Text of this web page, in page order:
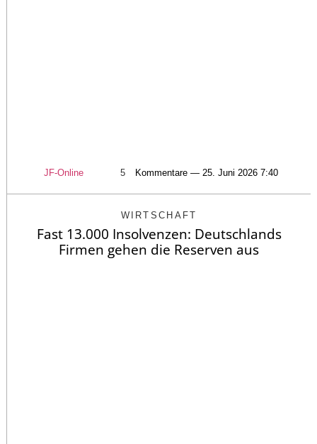
JF-Online 5 Kommentare — 25. Juni 2026 7:40
WIRTSCHAFT
Fast 13.000 Insolvenzen: Deutschlands
Firmen gehen die Reserven aus